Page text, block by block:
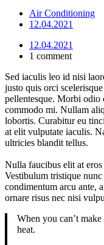
Air Conditioning
12.04.2021
12.04.2021
1 comment
Sed iaculis leo id nisi
justo quis orci
pellentesque. Morbi odio
commodo mi. Nullam
lobortis. Curabitur eu
at elit vulputate iaculis.
ultricies blandit tellus.
Nulla faucibus elit at eros
Vestibulum tristique
condimentum arcu ante,
ornare risus nec nisi
When you can’t
heat.